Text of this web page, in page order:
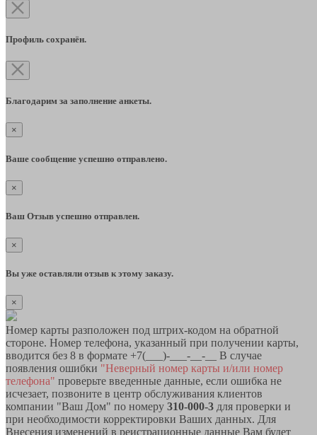
Профиль сохранён.
Благодарим за заполнение анкеты.
×
Ваше сообщение успешно отправлено.
×
Ваш Отзыв успешно отправлен.
×
Вы уже оставляли отзыв к этому заказу.
×
Номер карты разположен под штрих-кодом на обратной
стороне. Номер телефона, указанный при получении карты,
вводится без 8 в формате +7(___)-___-__-__ В случае
появления ошибки "Неверный номер карты и/или номер
телефона" проверьте введенные данные, если ошибка не
исчезает, позвоните в центр обслуживания клиентов
компании "Ваш Дом" по номеру 310-000-3 для проверки и
при необходимости корректировки Ваших данных. Для
Внесения изменений в реистрационные данные Вам будет